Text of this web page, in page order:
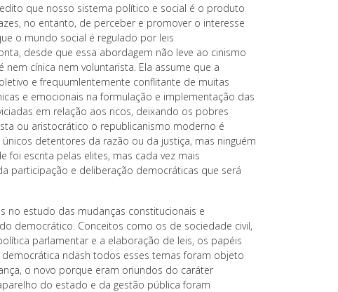
que nosso sistema político e social é o produto
no entanto, de perceber e promover o interesse
o mundo social é regulado por leis
desde que essa abordagem não leve ao cinismo
cínica nem voluntarista. Ela assume que a
e frequumlentemente conflitante de muitas
e emocionais na formulação e implementação das
em relação aos ricos, deixando os pobres
ou aristocrático o republicanismo moderno é
detentores da razão ou da justiça, mas ninguém
foi escrita pelas elites, mas cada vez mais
participação e deliberação democráticas que será
no estudo das mudanças constitucionais e
democrático. Conceitos como os de sociedade civil,
parlamentar e a elaboração de leis, os papéis
ndash todos esses temas foram objeto
o novo porque eram oriundos do caráter
do estado e da gestão pública foram